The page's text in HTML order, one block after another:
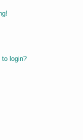
login?